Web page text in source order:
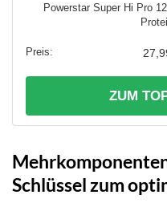
Powerstar Super Hi Pro
ZUM
Schlüssel zum